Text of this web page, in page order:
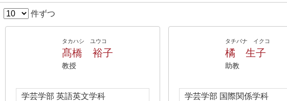
件ずつ
タカハシ ユウコ
髙橋 裕子
教授
学芸学部 英語英文学科
タチバナ イクコ
橘 生子
助教
学芸学部 国際関係学科